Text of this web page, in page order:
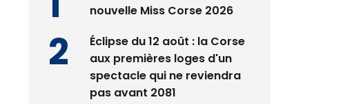
nouvelle Miss Corse 2026
Éclipse du 12 août : la Corse
aux premières loges d'un